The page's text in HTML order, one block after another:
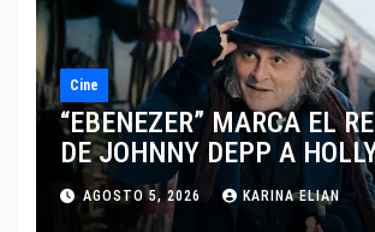
Cine
“EBENEZER” MARCA EL
DE JOHNNY DEPP A
TRAS SU PASO POR EL
INDEPENDIENTE EUROPEO
AGOSTO 5, 2026 KARINA ELIAN